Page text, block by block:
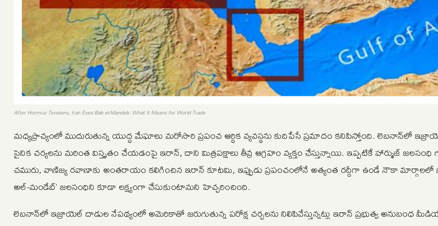
After Hormuz Tensions, Iran Eyes Bab el-Mandeb: What It Means for World Trade
మధ్యప్రాచ్యంలో ముదురుతున్న యుద్ధ మేఘాలు మరోసారి ప్రపంచ ఆర్థిక వ్యవస్థను కుదిపేసే ప్రమాదం కనిపిస్తోంది. లెబనాన్‌లో
సైనిక చర్యలను మరింత విస్తృతం చేయడంపై ఇరాన్, దాని మిత్రపక్షాలు తీవ్ర ఆగ్రహం వ్యక్తం చేస్తున్నాయి. ఇప్పటికే హార్ముజ్
చమురు, వాణిజ్య రవాణాకు అంతరాయం కలిగించిన ఇరాన్ కూటమి, ఇప్పుడు ప్రపంచంలోనే అత్యంత రద్దీగా ఉండే నౌకా మార్గాలలో
అల్-మండేబ్’ జలసంధిని కూడా లక్ష్యంగా చేసుకుంటామని హెచ్చరించింది.
లెబనాన్‌లో ఇజ్రాయెల్ దాడుల నేపథ్యంలో అమెరికాతో జరుగుతున్న పరోక్ష చర్చలను నిలిపివేస్తున్నట్లు ఇరాన్ ప్రభుత్వ అనుబంధ